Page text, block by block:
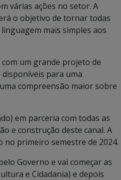
várias ações no setor. A
o objetivo de tornar todas
mais simples aos
um grande projeto de
para uma
compreensão maior sobre
em parceria com todas as
e construção deste canal. A
primeiro semestre de 2024.
Governo e vai começar as
e Cidadania) e depois